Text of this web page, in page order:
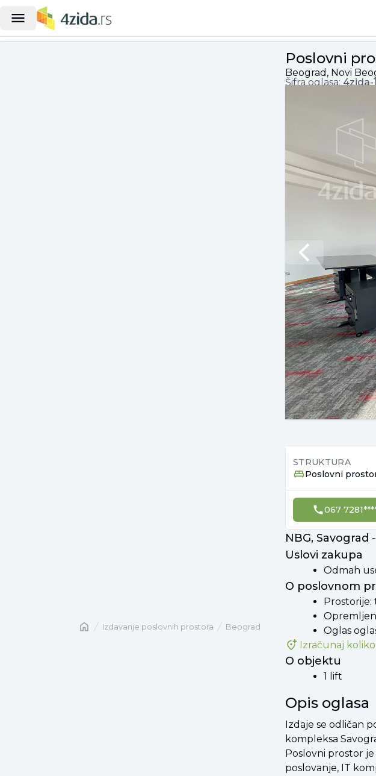
| Poslovni prostor za izdavanje, Blok 21, 2.700€, 198m²
Naslovnaizdavanje poslovnih prostora Beograd
Poslovni
Beograd, Novi
Šifra oglasa:4zida-
Previous slide
STRUKTURA
Poslovni
067
NBG,
Uslovi zakupa
Odmah
O poslovnom
Prostorije:
Oglas
Izračunaj
O objektu
1 lift
Opis oglasa
Izdaje se odličan
kompleksa
Poslovni prostor
poslovanje, IT